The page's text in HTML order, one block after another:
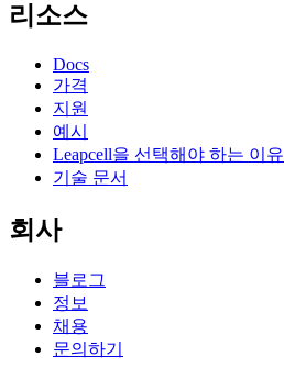
리소스
Docs
가격
지원
예시
Leapcell을 선택해야 하는 이유
기술 문서
회사
블로그
정보
채용
문의하기